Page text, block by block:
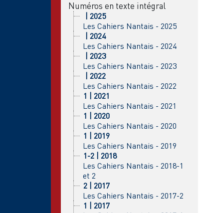
Numéros en texte intégral
| 2025
Les Cahiers Nantais - 2025
| 2024
Les Cahiers Nantais - 2024
| 2023
Les Cahiers Nantais - 2023
| 2022
Les Cahiers Nantais - 2022
1 | 2021
Les Cahiers Nantais - 2021
1 | 2020
Les Cahiers Nantais - 2020
1 | 2019
Les Cahiers Nantais - 2019
1-2 | 2018
Les Cahiers Nantais - 2018-1
et 2
2 | 2017
Les Cahiers Nantais - 2017-2
1 | 2017